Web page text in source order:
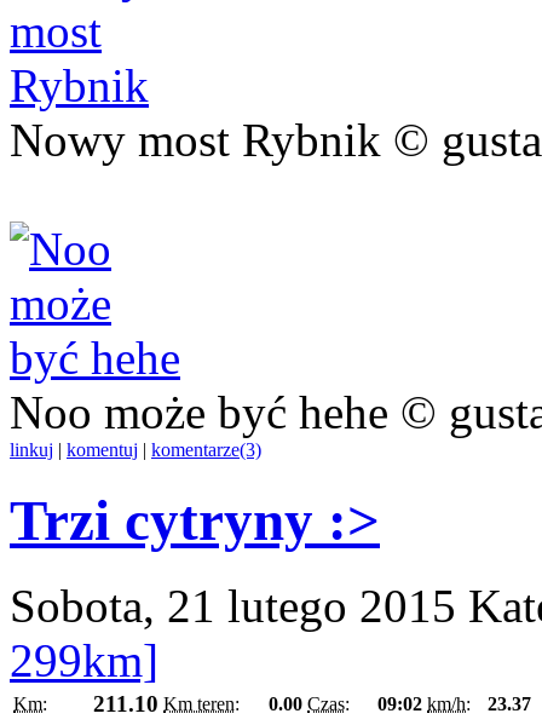
Nowy most Rybnik ©
Noo może być hehe ©
linkuj | komentuj | komentarze(3)
Trzi cytryny :>
Sobota, 21 lutego 2015
299km]
Km: 211.10 Km teren: 0.00 Czas: 09:02 km/h:
23.37